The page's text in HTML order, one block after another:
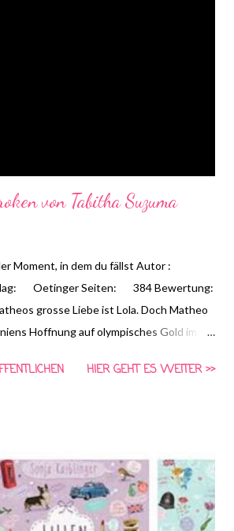
von Tabitha Suzuma
in dem du fällst Autor :
Oetinger Seiten: 384 Bewertung:
grosse Liebe ist Lola. Doch Matheo
Hoffnung auf olympisches Gold im
Zum Glück ist Lolas Vater
zuvor. Erst als er sich beim
verletzt, kommt die Erinnerung zurück.
HIER GEHT ES WEITER >>